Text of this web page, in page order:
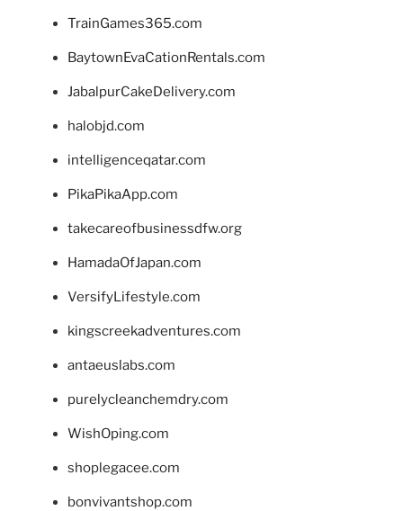
TrainGames365.com
BaytownEvaCationRentals.com
JabalpurCakeDelivery.com
halobjd.com
intelligenceqatar.com
PikaPikaApp.com
takecareofbusinessdfw.org
HamadaOfJapan.com
VersifyLifestyle.com
kingscreekadventures.com
antaeuslabs.com
purelycleanchemdry.com
WishOping.com
shoplegacee.com
bonvivantshop.com